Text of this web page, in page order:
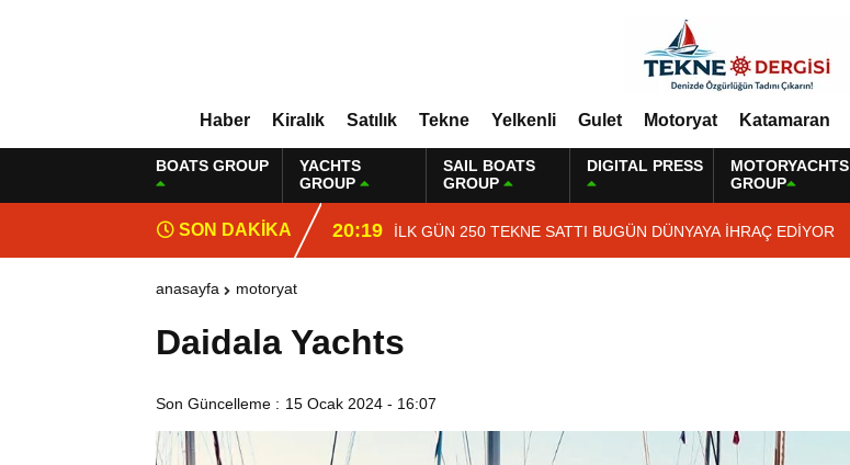
Haber Kiralık Satılık Tekne Yelkenli Gulet Motoryat Katamaran
BOATS GROUP
YACHTS
GROUP
SAIL BOATS
GROUP
DIGITAL PRESS
MOTORYACHTS
GROUP
SON DAKİKA 20:19 İLK GÜN 250 TEKNE SATTI BUGÜN DÜNYAYA İHRAÇ EDİYOR
anasayfa motoryat
Daidala Yachts
Son Güncelleme : 15 Ocak 2024 - 16:07